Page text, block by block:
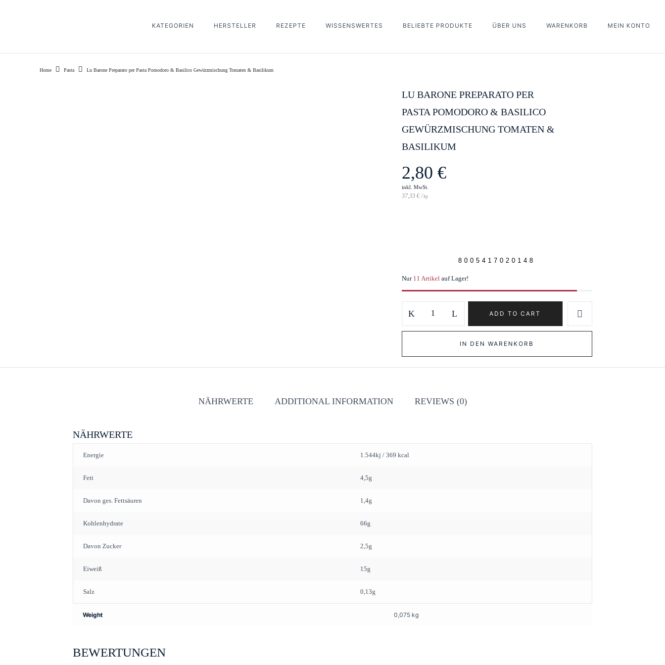
KATEGORIEN HERSTELLER REZEPTE WISSENSWERTES BELIEBTE PRODUKTE ÜBER UNS WARENKORB MEIN KONTO
Home Pasta Lu Barone Preparato per Pasta Pomodoro & Basilico Gewürzmischung Tomaten & Basilikum
LU BARONE PREPARATO PER
PASTA POMODORO & BASILICO
GEWÜRZMISCHUNG TOMATEN &
BASILIKUM
2,80 €
inkl. MwSt.
37,33 € / kg
8005417020148
Nur 11 Artikel auf Lager!
Preparato
Pasta
Basilico
ADD TO CART
IN DEN WARENKORB
NÄHRWERTE ADDITIONAL INFORMATION REVIEWS (0)
NÄHRWERTE
Energie 1.544kj / 369 kcal
Fett 4,5g
Davon ges. Fettsäuren 1,4g
Kohlenhydrate 66g
Davon Zucker 2,5g
Eiweiß 15g
Salz 0,13g
Weight 0,075 kg
BEWERTUNGEN
Gewürzmischung Tomaten & Basilikum”
logged into post a review.